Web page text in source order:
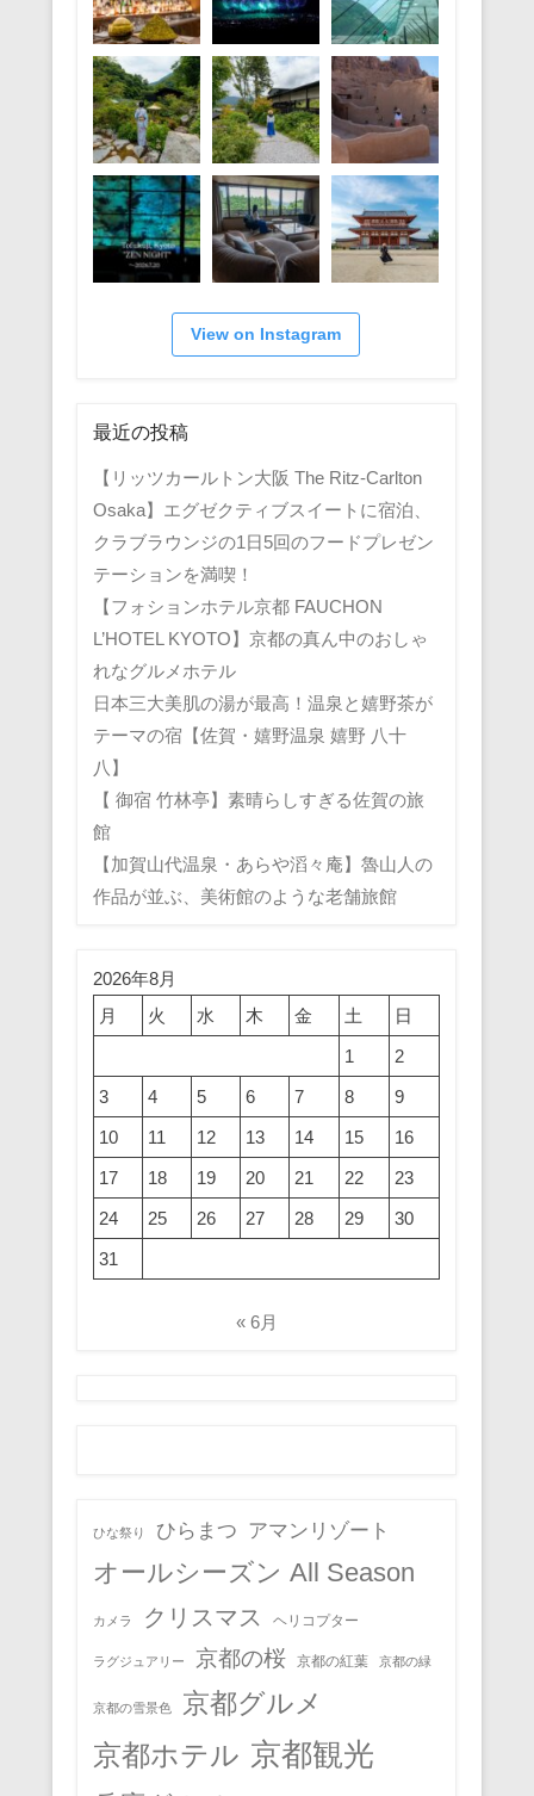
View on Instagram
最近の投稿
【リッツカールトン大阪 The Ritz-Carlton
Osaka】エグゼクティブスイートに宿泊、
クラブラウンジの1日5回のフードプレゼン
テーションを満喫！
【フォションホテル京都 FAUCHON
L’HOTEL KYOTO】京都の真ん中のおしゃ
れなグルメホテル
日本三大美肌の湯が最高！温泉と嬉野茶が
テーマの宿【佐賀・嬉野温泉 嬉野 八十
八】
【 御宿 竹林亭】素晴らしすぎる佐賀の旅
館
【加賀山代温泉・あらや滔々庵】魯山人の
作品が並ぶ、美術館のような老舗旅館
2026年8月
月
火 水 木 金 土
日
1
2
3
4 5 6 7 8
9
10
11 12 13 14 15
16
17
18 19 20 21 22
23
24
25 26 27 28 29
30
31
« 6月
ひな祭り ひらまつ アマンリゾート
オールシーズン All Season
カメラ クリスマス ヘリコプター
ラグジュアリー 京都の桜 京都の紅葉 京都の緑
京都の雪景色 京都グルメ
京都ホテル 京都観光